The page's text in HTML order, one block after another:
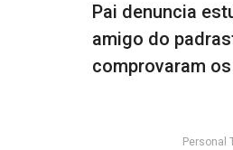
Pai denuncia
amigo do
comprovaram
Personal